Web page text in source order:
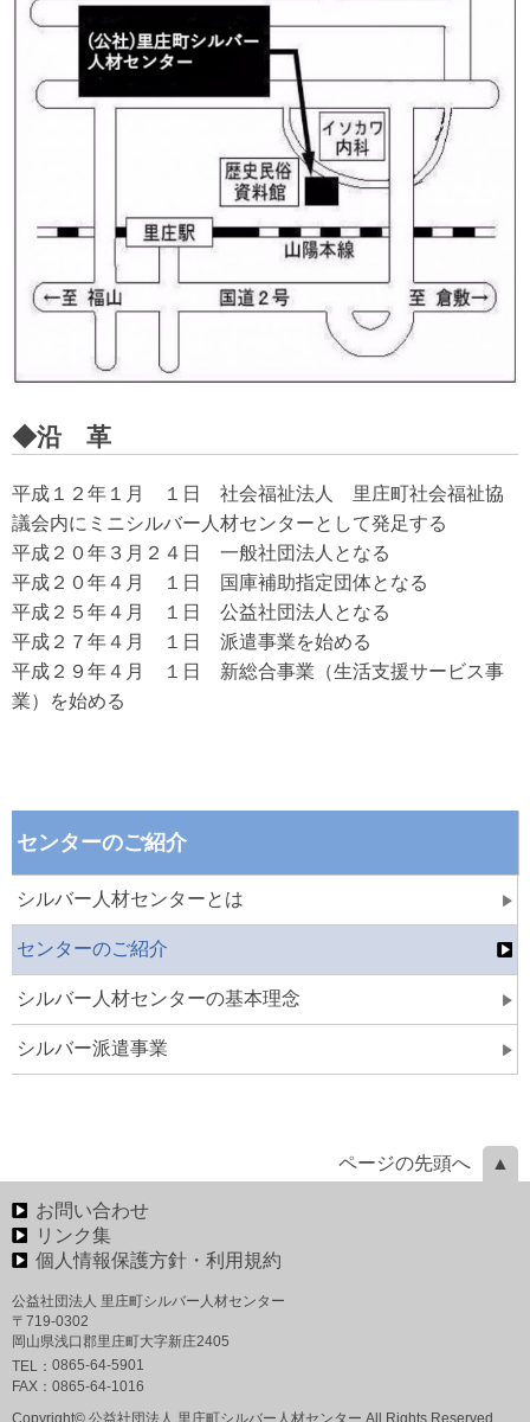
◆沿 革
平成１２年１月 １日 社会福祉法人 里庄町社会福祉協
議会内にミニシルバー人材センターとして発足する
平成２０年３月２４日 一般社団法人となる
平成２０年４月 １日 国庫補助指定団体となる
平成２５年４月 １日 公益社団法人となる
平成２７年４月 １日 派遣事業を始める
平成２９年４月 １日 新総合事業（生活支援サービス事
業）を始める
センターのご紹介
シルバー人材センターとは
センターのご紹介
シルバー人材センターの基本理念
シルバー派遣事業
ページの先頭へ
お問い合わせ
リンク集
個人情報保護方針・利用規約
公益社団法人 里庄町シルバー人材センター
〒719-0302
岡山県浅口郡里庄町大字新庄2405
TEL： 0865-64-5901
FAX： 0865-64-1016
Copyright© 公益社団法人 里庄町シルバー人材センター All Rights Reserved.